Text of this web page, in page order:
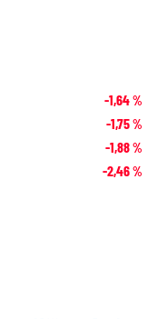
-1,64%
-1,75%
-1,88%
-2,46%